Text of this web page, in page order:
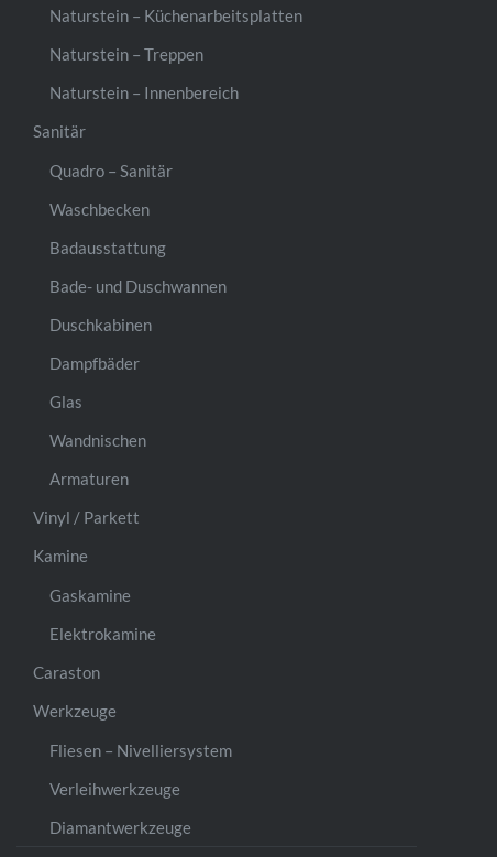
Naturstein – Küchenarbeitsplatten
Naturstein – Treppen
Naturstein – Innenbereich
Sanitär
Quadro – Sanitär
Waschbecken
Badausstattung
Bade- und Duschwannen
Duschkabinen
Dampfbäder
Glas
Wandnischen
Armaturen
Vinyl / Parkett
Kamine
Gaskamine
Elektrokamine
Caraston
Werkzeuge
Fliesen – Nivelliersystem
Verleihwerkzeuge
Diamantwerkzeuge